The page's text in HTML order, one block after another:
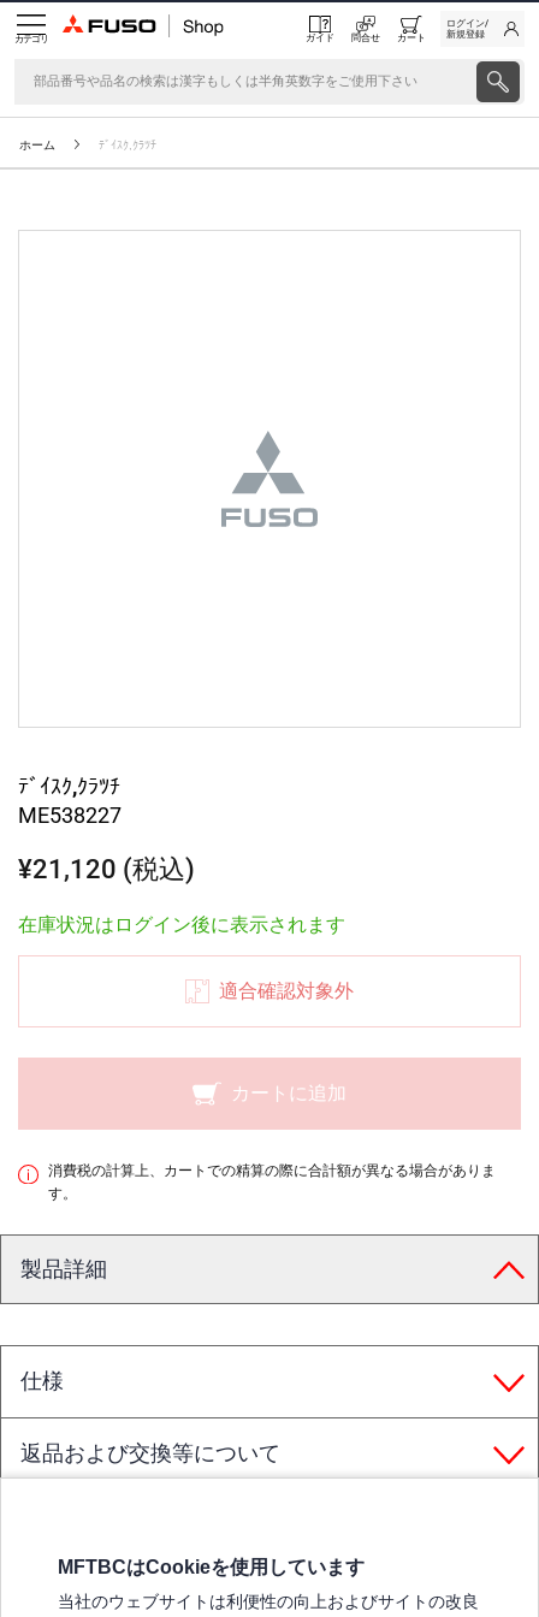
カテゴリ ガイド 問合せ カート
ログイン/
新規登録
ホーム ﾃﾞｲｽｸ,ｸﾗﾂﾁ
ﾃﾞｲｽｸ,ｸﾗﾂﾁ
ME538227
¥21,120 (税込)
在庫状況はログイン後に表示されます
適合確認対象外
カートに追加
消費税の計算上、カートでの精算の際に合計額が異なる場合がありま
す。
製品詳細
仕様
返品および交換等について
MFTBCはCookieを使用しています
当社のウェブサイトは利便性の向上およびサイトの改良